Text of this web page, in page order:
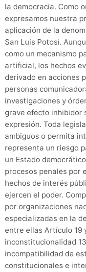
la democracia. Como
expresamos nuestra
aplicación de la
San Luis Potosí.
como un mecanismo
artificial, los hechos
derivado en acciones
personas
investigaciones y
grave efecto inhibidor
expresión. Toda
ambiguos o permita
representa un riesgo
un Estado
procesos penales por
hechos de interés
ejercen el poder.
por organizaciones
especializadas en la
entre ellas Artículo 19
inconstitucionalidad
incompatibilidad de
constitucionales e